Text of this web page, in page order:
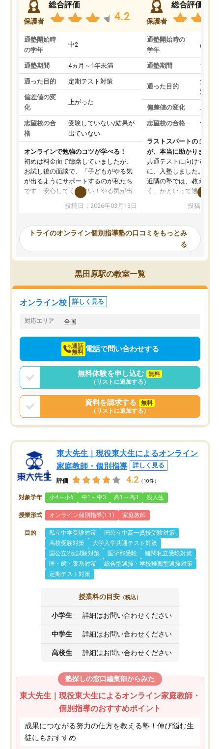
保護者
総合評価
4.2
通塾開始時
の学年
中2
通塾期間 4ヵ月～1年未満
通った目的 定期テスト対策
偏差値の変
化
上がった
志望校の合
格
受験していない/結果が
出ていない
オンラインで勉強のコツが学べる！
初めは料金面で躊躇していましたが、
お試し後の面談で、「子どもがやる気
が出るようにサポートするのが私たち
です！安心してください！やる気が出
ないのは私たち講師の責任です」と言
ってくださり、確かに！と考えて、思
ったんですが、学生の先生から学ぶこ
み、徐々に成績が上がったらいいなと
思っていました。何が今足りないのか
を的確に指導いただき、子どももびっ
くりするほど楽しんでやる気を持って
塾を受けています。狙い通り、少しず
つ成績も上がり、苦手意識も無くなっ
てきたので、さらに苦手な数学も追加
でお願いしました。来年の高校受験に
投稿日：2026年03月13日
保護者
総合評価
通塾開始時の
学年
高3
通塾期間 1～3
通った目的
大学
対策
偏差値の変化
志望校の合格 合格
ラストスパートの１か月
が、本当に助かりました
共通テストに向けての追
に、入塾しました。田舎
近隣の塾では、教えても
く、かといって通うには
可能なので本当に助か
らないところをピンポイ
頂いて、とてもわかり
していました。一生を
スト、多少お金がかかっ
投稿日：
トライのオンライン個別指導塾の口コミをもっとみ
る
黒田原駅の教室一覧
オンライン校 詳しく見る
対応エリア 全国
通話
無料 電話で問い合わせする
無料体験を申し込む
無料
（リストに追加する）
資料を請求する
無料
（リストに追加する）
東大先生｜現役東大生によるオンライン
家庭教師・個別指導
詳しく見る
評価 4.2 （10件）
対象学年 小4～小6 中1～中3 高1～高3 浪人生
授業形式 オンライン個別指導(1:1) 家庭教師
目的 私立中学受験対策
国公立中高一貫校受験対策
高校受験対策
大学入学共通テスト対策
国公立2次試験対策
医学部受験
難関私立受験対策
医・歯・薬系対策
総合型選抜・学校推薦型選抜対策
定期テスト対策
授業料の目安 （税込）
小学生 詳細はお問い合わせください
中学生 詳細はお問い合わせください
高校生 詳細はお問い合わせください
塾探しの窓口編集部からみた
東大先生｜現役東大生によるオンライン家庭教師・
個別指導のおすすめポイント
成果につながる努力の仕方を教える塾！伸び悩む生
徒にもおすすめ